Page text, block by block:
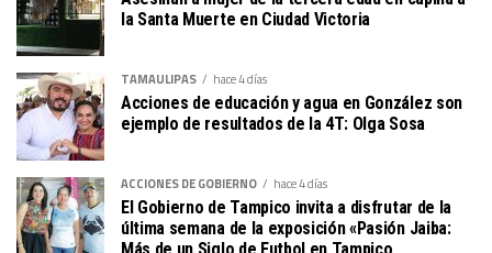
la Santa Muerte en Ciudad Victoria
TAMAULIPAS hace 4 días
Acciones de educación y agua en González son
ejemplo de resultados de la 4T: Olga Sosa
ACCIONES DE GOBIERNO hace 4 días
El Gobierno de Tampico invita a disfrutar de la
última semana de la exposición «Pasión Jaiba: